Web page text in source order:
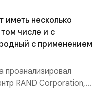
иметь несколько
числе и с
с применением
проанализировал
RAND Corporation,